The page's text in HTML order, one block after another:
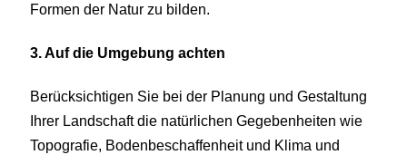
Formen der Natur zu bilden.
3. Auf die Umgebung achten
Berücksichtigen Sie bei der Planung und Gestaltung
Ihrer Landschaft die natürlichen Gegebenheiten wie
Topografie, Bodenbeschaffenheit und Klima und